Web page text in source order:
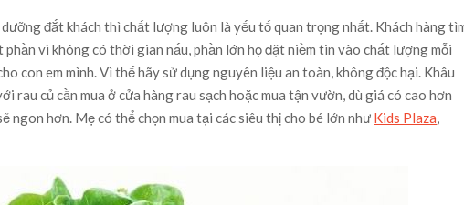
đắt khách thì chất lượng luôn là yếu tố quan trọng nhất. Khách hàng
phần vì không có thời gian nấu, phần lớn họ đặt niềm tin vào chất lượng mỗi
con em mình. Vì thế hãy sử dụng nguyên liệu an toàn, không độc hại. Khâu
rau củ cần mua ở cửa hàng rau sạch hoặc mua tận vườn, dù giá có cao hơn
ngon hơn. Mẹ có thể chọn mua tại các siêu thị cho bé lớn như Kids Plaza